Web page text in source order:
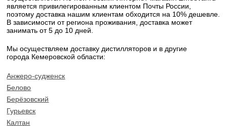
является привилегированным клиентом Почты России,
поэтому доставка нашим клиентам обходится на 10% дешевле.
В зависимости от региона проживания, доставка может
занимать от 5 до 10 дней.
Мы осуществляем доставку дистилляторов и в другие
города Кемеровской области:
Анжеро-судженск
Белово
Берёзовский
Гурьевск
Калтан